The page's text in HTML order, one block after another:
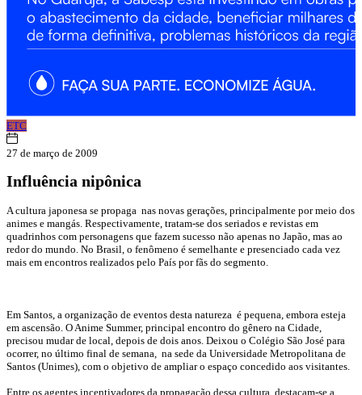
ETC
27 de março de 2009
Influência nipônica
A cultura japonesa se propaga nas novas gerações, principalmente por meio dos
animes e mangás. Respectivamente, tratam-se dos seriados e revistas em
quadrinhos com personagens que fazem sucesso não apenas no Japão, mas ao
redor do mundo. No Brasil, o fenômeno é semelhante e presenciado cada vez
mais em encontros realizados pelo País por fãs do segmento.
Em Santos, a organização de eventos desta natureza é pequena, embora esteja
em ascensão. O Anime Summer, principal encontro do gênero na Cidade,
precisou mudar de local, depois de dois anos. Deixou o Colégio São José para
ocorrer, no último final de semana, na sede da Universidade Metropolitana de
Santos (Unimes), com o objetivo de ampliar o espaço concedido aos visitantes.
Entre os agentes incentivadores da propagação dessa cultura, destacam-se a